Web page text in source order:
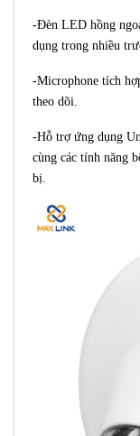
-Đèn LED hồng
dụng trong nhiều
-Microphone tích
theo dõi.
-Hỗ trợ ứng dụng
cùng các tính năng
bị.